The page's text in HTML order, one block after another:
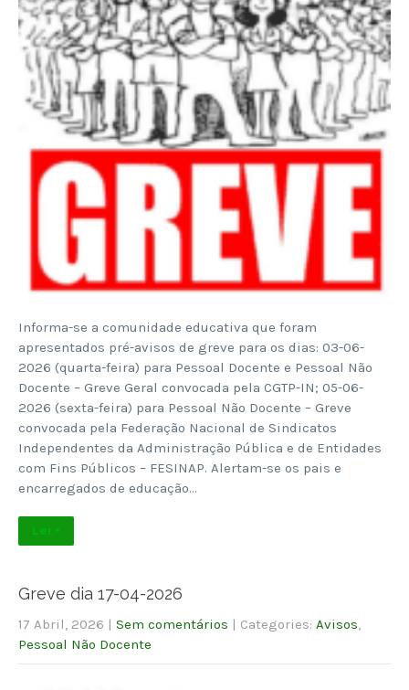
Informa-se a comunidade educativa que foram
apresentados pré-avisos de greve para os dias: 03-06-
2026 (quarta-feira) para Pessoal Docente e Pessoal Não
Docente – Greve Geral convocada pela CGTP-IN; 05-06-
2026 (sexta-feira) para Pessoal Não Docente – Greve
convocada pela Federação Nacional de Sindicatos
Independentes da Administração Pública e de Entidades
com Fins Públicos – FESINAP. Alertam-se os pais e
encarregados de educação…
Ler +
Greve dia 17-04-2026
17 Abril, 2026 | Sem comentários | Categories: Avisos
Pessoal Não Docente